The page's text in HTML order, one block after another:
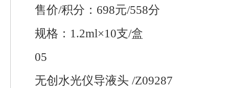
售价/积分：698元/558分
规格：1.2ml×10支/盒
05
无创水光仪导液头 /Z09287